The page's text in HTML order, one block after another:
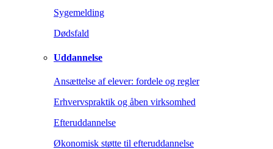
Sygemelding
Dødsfald
Uddannelse
Ansættelse af elever: fordele og regler
Erhvervspraktik og åben virksomhed
Efteruddannelse
Økonomisk støtte til efteruddannelse